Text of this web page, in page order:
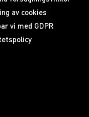
av cookies
vi med GDPR